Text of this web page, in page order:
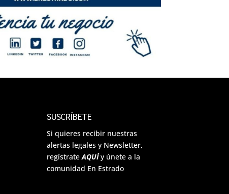
SUSCRÍBETE
Si quieres recibir nuestras
alertas legales y Newsletter,
regístrateAQUÍ y únete a la
comunidad En Estrado